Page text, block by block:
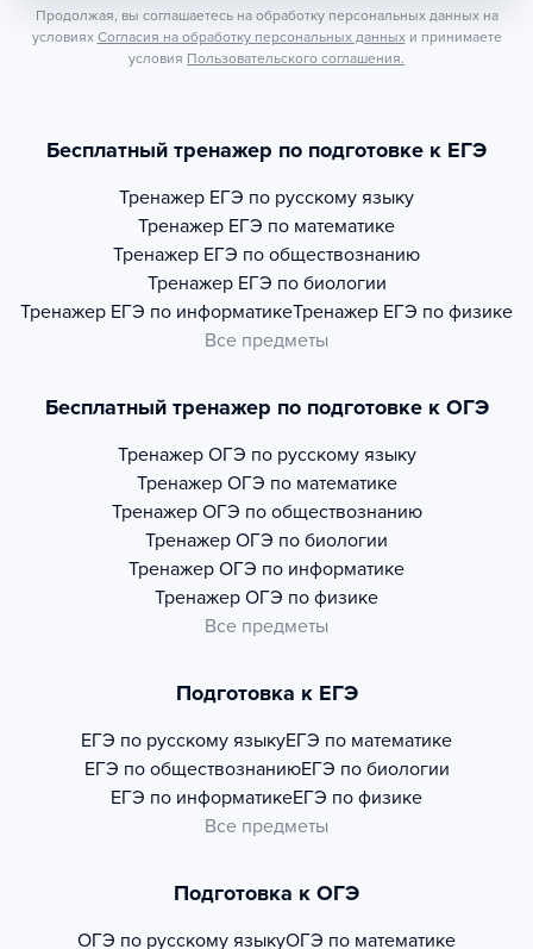
Продолжая, вы соглашаетесь на обработку персональных данных на
условиях Согласия на обработку персональных данных и принимаете
условия Пользовательского соглашения.
Бесплатный тренажер по подготовке к ЕГЭ
Тренажер ЕГЭ по русскому языку
Тренажер ЕГЭ по математике
Тренажер ЕГЭ по обществознанию
Тренажер ЕГЭ по биологии
Тренажер ЕГЭ по информатикеТренажер ЕГЭ по физике
Все предметы
Бесплатный тренажер по подготовке к ОГЭ
Тренажер ОГЭ по русскому языку
Тренажер ОГЭ по математике
Тренажер ОГЭ по обществознанию
Тренажер ОГЭ по биологии
Тренажер ОГЭ по информатике
Тренажер ОГЭ по физике
Все предметы
Подготовка к ЕГЭ
ЕГЭ по русскому языкуЕГЭ по математике
ЕГЭ по обществознаниюЕГЭ по биологии
ЕГЭ по информатикеЕГЭ по физике
Все предметы
Подготовка к ОГЭ
ОГЭ по русскому языкуОГЭ по математике